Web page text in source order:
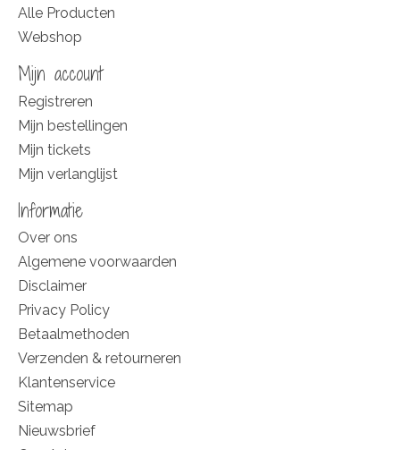
Alle Producten
Webshop
Mijn account
Registreren
Mijn bestellingen
Mijn tickets
Mijn verlanglijst
Informatie
Over ons
Algemene voorwaarden
Disclaimer
Privacy Policy
Betaalmethoden
Verzenden & retourneren
Klantenservice
Sitemap
Nieuwsbrief